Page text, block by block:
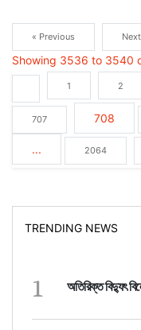
« Previous
Showing 3536 to 3540
1 2
707 708
... 2064
TRENDING NEWS
1 অতিরিক্ত বিদ্যুৎ